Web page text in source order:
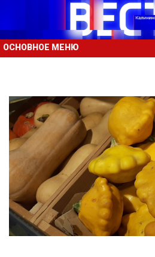
ОСНОВНОЕ МЕНЮ